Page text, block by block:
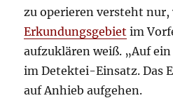
zu operieren versteht nur,
Erkundungsgebiet im
aufzuklären weiß. „Auf
im Detektei-Einsatz. Das
auf Anhieb aufgehen.